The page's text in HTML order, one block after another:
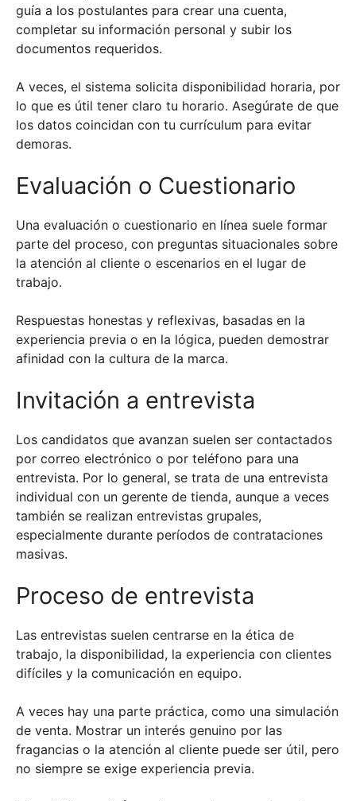
guía a los postulantes para crear una cuenta,
completar su información personal y subir los
documentos requeridos.
A veces, el sistema solicita disponibilidad horaria, por
lo que es útil tener claro tu horario. Asegúrate de que
los datos coincidan con tu currículum para evitar
demoras.
Evaluación o Cuestionario
Una evaluación o cuestionario en línea suele formar
parte del proceso, con preguntas situacionales sobre
la atención al cliente o escenarios en el lugar de
trabajo.
Respuestas honestas y reflexivas, basadas en la
experiencia previa o en la lógica, pueden demostrar
afinidad con la cultura de la marca.
Invitación a entrevista
Los candidatos que avanzan suelen ser contactados
por correo electrónico o por teléfono para una
entrevista. Por lo general, se trata de una entrevista
individual con un gerente de tienda, aunque a veces
también se realizan entrevistas grupales,
especialmente durante períodos de contrataciones
masivas.
Proceso de entrevista
Las entrevistas suelen centrarse en la ética de
trabajo, la disponibilidad, la experiencia con clientes
difíciles y la comunicación en equipo.
A veces hay una parte práctica, como una simulación
de venta. Mostrar un interés genuino por las
fragancias o la atención al cliente puede ser útil, pero
no siempre se exige experiencia previa.